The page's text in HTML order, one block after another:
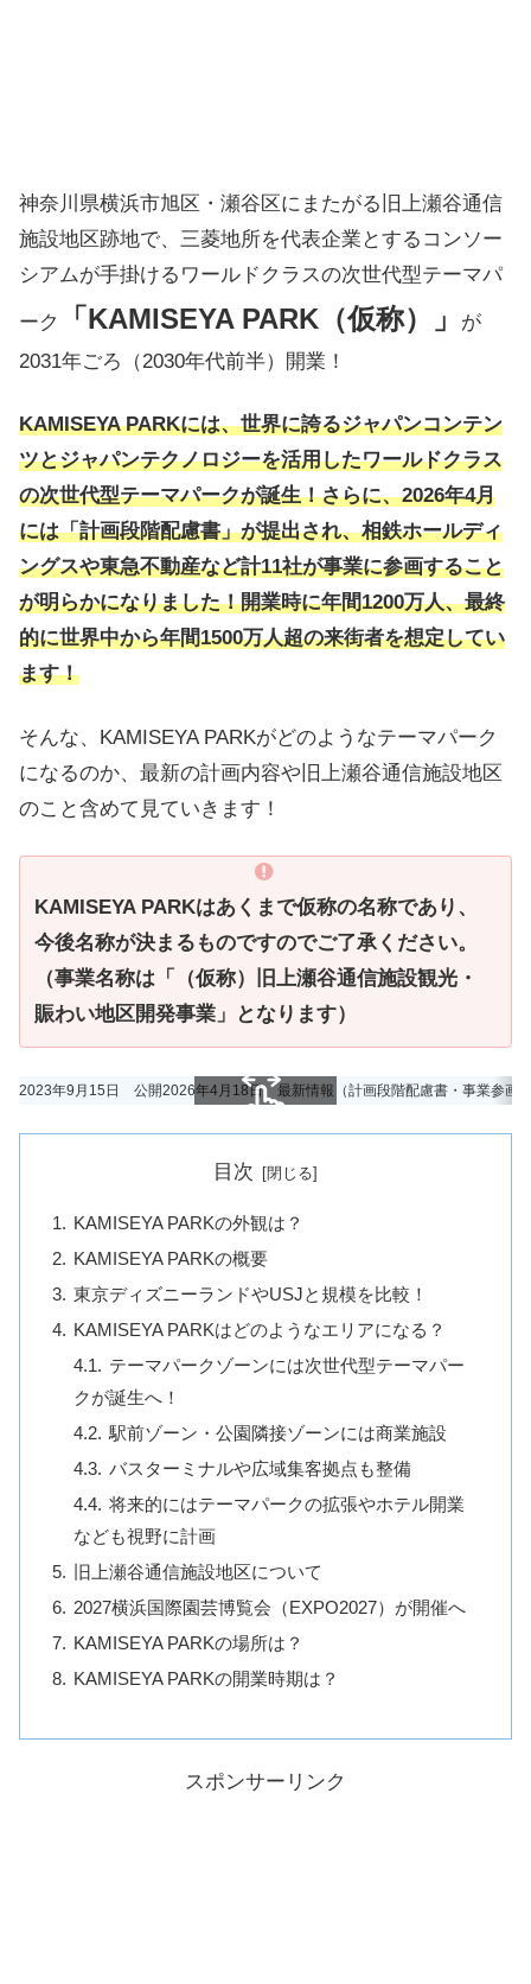
神奈川県横浜市旭区・瀬谷区にまたがる旧上瀬谷通信
施設地区跡地で、三菱地所を代表企業とするコンソー
シアムが手掛けるワールドクラスの次世代型テーマパ
ーク 「KAMISEYA PARK（仮称）」
が
2031年ごろ（2030年代前半）開業！
KAMISEYA PARKには、世界に誇るジャパンコンテン
ツとジャパンテクノロジーを活用したワールドクラス
の次世代型テーマパークが誕生！さらに、2026年4月
には「計画段階配慮書」が提出され、相鉄ホールディ
ングスや東急不動産など計11社が事業に参画すること
が明らかになりました！開業時に年間1200万人、最終
的に世界中から年間1500万人超の来街者を想定してい
ます！
そんな、KAMISEYA PARKがどのようなテーマパーク
になるのか、最新の計画内容や旧上瀬谷通信施設地区
のこと含めて見ていきます！
KAMISEYA PARKはあくまで仮称の名称であり、
今後名称が決まるものですのでご了承ください。
（事業名称は「（仮称）旧上瀬谷通信施設観光・
賑わい地区開発事業」となります）
2023年9月15日 公開2026年4月18日 最新情報（計画段階配慮書・事業参画
目次
KAMISEYA PARKの外観は？
KAMISEYA PARKの概要
東京ディズニーランドやUSJと規模を比較！
KAMISEYA PARKはどのようなエリアになる？
テーマパークゾーンには次世代型テーマパー
クが誕生へ！
駅前ゾーン・公園隣接ゾーンには商業施設
バスターミナルや広域集客拠点も整備
将来的にはテーマパークの拡張やホテル開業
なども視野に計画
旧上瀬谷通信施設地区について
2027横浜国際園芸博覧会（EXPO2027）が開催へ
KAMISEYA PARKの場所は？
KAMISEYA PARKの開業時期は？
スポンサーリンク